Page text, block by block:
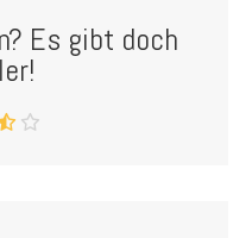
Es gibt doch